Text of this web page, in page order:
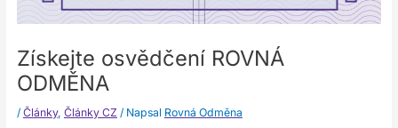
Získejte osvědčení ROVNÁ
ODMĚNA
/ Články, Články CZ / Napsal Rovná Odměna